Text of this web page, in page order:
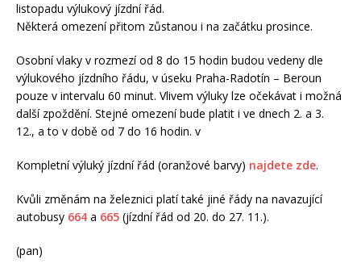
listopadu výlukový jízdní řád.
Některá omezení přitom zůstanou i na začátku prosince.
Osobní vlaky v rozmezí od 8 do 15 hodin budou vedeny dle
výlukového jízdního řádu, v úseku Praha-Radotín – Beroun
pouze v intervalu 60 minut. Vlivem výluky lze očekávat i možná
další zpoždění. Stejné omezení bude platit i ve dnech 2. a 3.
12., a to v době od 7 do 16 hodin. v
Kompletní výluký jízdní řád (oranžové barvy) najdete zde.
Kvůli změnám na železnici platí také jiné řády na navazující
autobusy 664 a 665 (jízdní řád od 20. do 27. 11.).
(pan)